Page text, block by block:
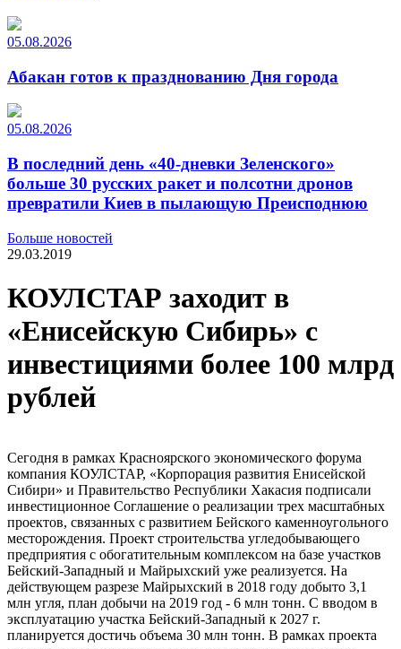
05.08.2026
Абакан готов к празднованию Дня города
05.08.2026
В последний день «40-дневки Зеленского»
больше 30 русских ракет и полсотни дронов
превратили Киев в пылающую Преисподнюю
Больше новостей
29.03.2019
КОУЛСТАР заходит в
«Енисейскую Сибирь» с
инвестициями более 100 млрд
рублей
Сегодня в рамках Красноярского экономического форума
компания КОУЛСТАР, «Корпорация развития Енисейской
Сибири» и Правительство Республики Хакасия подписали
инвестиционное Соглашение о реализации трех масштабных
проектов, связанных с развитием Бейского каменноугольного
месторождения. Проект строительства угледобывающего
предприятия с обогатительным комплексом на базе участков
Бейский-Западный и Майрыхский уже реализуется. На
действующем разрезе Майрыхский в 2018 году добыто 3,1
млн угля, план добычи на 2019 год - 6 млн тонн. С вводом в
эксплуатацию участка Бейский-Западный к 2027 г.
планируется достичь объема 30 млн тонн. В рамках проекта